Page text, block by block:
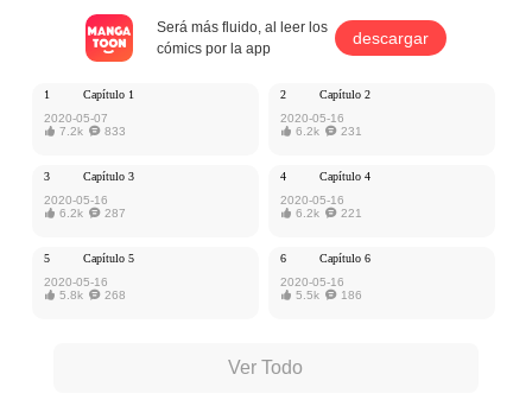
MangaToon tiene autorización de iQiyi Comics para publicar esa obra, el contenid
o del mismo representa el punto de vista del autor, y no el de MangaToon.
Será más fluido, al leer los
cómics por la app
descargar
1
Capítulo 1
2020-05-07
 7.2k 833
2
Capítulo 2
2020-05-16
 6.2k 231
3
Capítulo 3
2020-05-16
 6.2k 287
4
Capítulo 4
2020-05-16
 6.2k 221
5
Capítulo 5
2020-05-16
 5.8k 268
6
Capítulo 6
2020-05-16
 5.5k 186
Ver Todo